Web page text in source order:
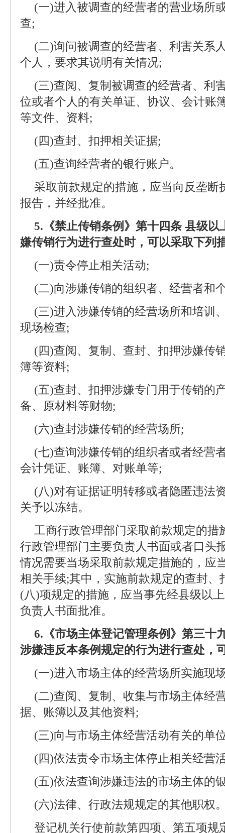
(一)进入被调查的经营者的营业场所
查;
(二)询问被调查的经营者、利害关系
个人，要求其说明有关情况;
(三)查阅、复制被调查的经营者、利
位或者个人的有关单证、协议、会计账
等文件、资料;
(四)查封、扣押相关证据;
(五)查询经营者的银行账户。
采取前款规定的措施，应当向反垄断
报告，并经批准。
5.《禁止传销条例》第十四条 县级
嫌传销行为进行查处时，可以采取下列
(一)责令停止相关活动;
(二)向涉嫌传销的组织者、经营者和
(三)进入涉嫌传销的经营场所和培训
现场检查;
(四)查阅、复制、查封、扣押涉嫌传
簿等资料;
(五)查封、扣押涉嫌专门用于传销的
备、原材料等财物;
(六)查封涉嫌传销的经营场所;
(七)查询涉嫌传销的组织者或者经营
会计凭证、账簿、对账单等;
(八)对有证据证明转移或者隐匿违法
关予以冻结。
工商行政管理部门采取前款规定的措
行政管理部门主要负责人书面或者口头
情况需要当场采取前款规定措施的，应
相关手续;其中，实施前款规定的查封、
(八)项规定的措施，应当事先经县级以
负责人书面批准。
6.《市场主体登记管理条例》第三十
涉嫌违反本条例规定的行为进行查处，
(一)进入市场主体的经营场所实施现
(二)查阅、复制、收集与市场主体经
据、账簿以及其他资料;
(三)向与市场主体经营活动有关的单
(四)依法责令市场主体停止相关经营
(五)依法查询涉嫌违法的市场主体的
(六)法律、行政法规规定的其他职权
登记机关行使前款第四项、第五项规